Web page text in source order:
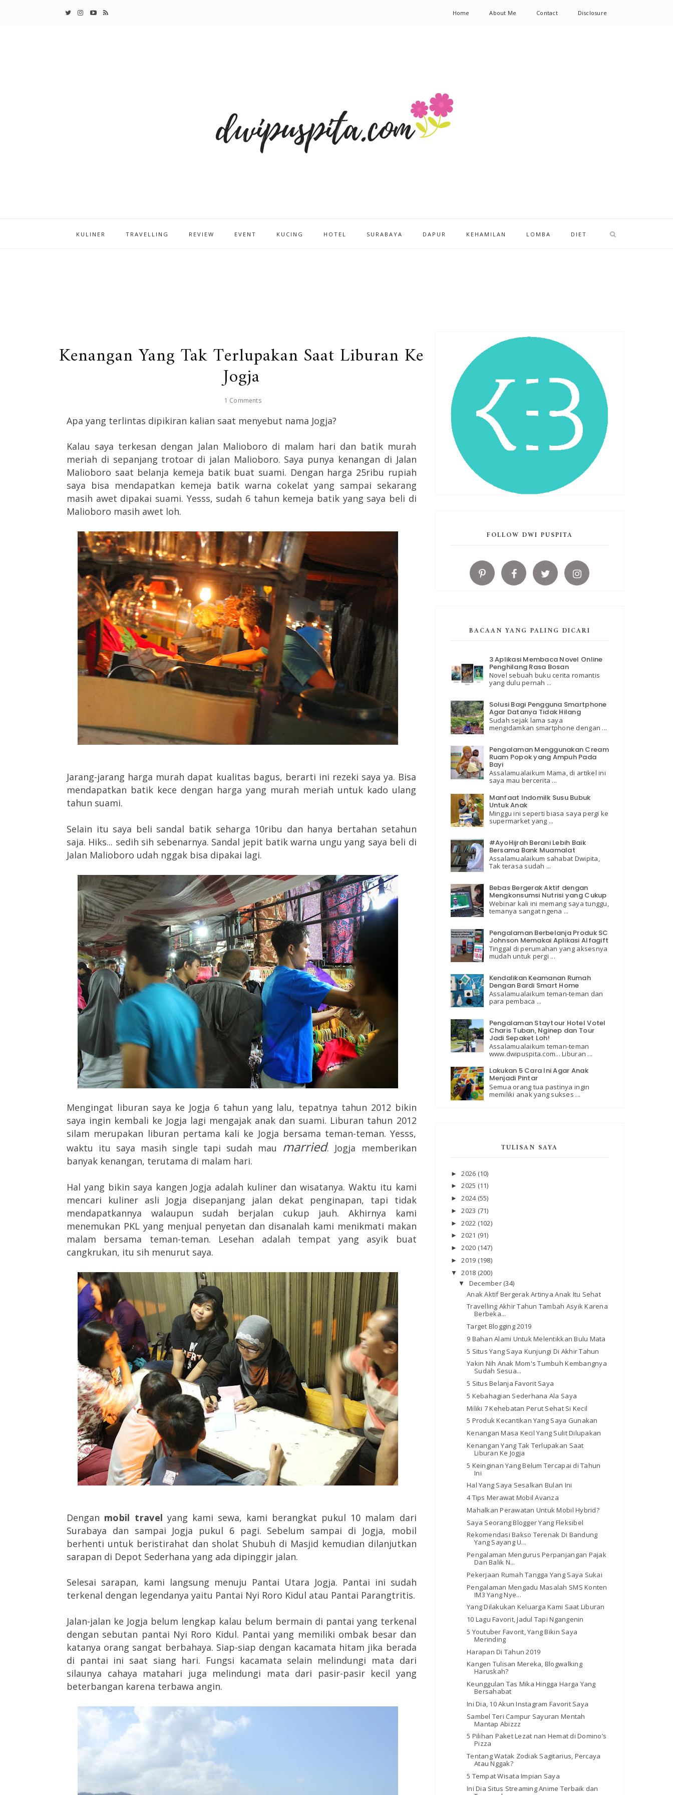
Home About Me Contact Disclosure
KULINER TRAVELLING REVIEW EVENT KUCING HOTEL SURABAYA DAPUR KEHAMILAN LOMBA DIET
Kenangan Yang Tak Terlupakan Saat Liburan Ke
Jogja
1 Comments
Apa yang terlintas dipikiran kalian saat menyebut nama Jogja?
Kalau saya terkesan dengan Jalan Malioboro di malam hari dan batik murah
meriah di sepanjang trotoar di jalan Malioboro. Saya punya kenangan di Jalan
Malioboro saat belanja kemeja batik buat suami. Dengan harga 25ribu rupiah
saya bisa mendapatkan kemeja batik warna cokelat yang sampai sekarang
masih awet dipakai suami. Yesss, sudah 6 tahun kemeja batik yang saya beli di
Malioboro masih awet loh.
Jarang-jarang harga murah dapat kualitas bagus, berarti ini rezeki saya ya. Bisa
mendapatkan batik kece dengan harga yang murah meriah untuk kado ulang
tahun suami.
Selain itu saya beli sandal batik seharga 10ribu dan hanya bertahan setahun
saja. Hiks... sedih sih sebenarnya. Sandal jepit batik warna ungu yang saya beli di
Jalan Malioboro udah nggak bisa dipakai lagi.
Mengingat liburan saya ke Jogja 6 tahun yang lalu, tepatnya tahun 2012 bikin
saya ingin kembali ke Jogja lagi mengajak anak dan suami. Liburan tahun 2012
silam merupakan liburan pertama kali ke Jogja bersama teman-teman. Yesss,
waktu itu saya masih single tapi sudah mau married. Jogja memberikan
banyak kenangan, terutama di malam hari.
Hal yang bikin saya kangen Jogja adalah kuliner dan wisatanya. Waktu itu kami
mencari kuliner asli Jogja disepanjang jalan dekat penginapan, tapi tidak
mendapatkannya walaupun sudah berjalan cukup jauh. Akhirnya kami
menemukan PKL yang menjual penyetan dan disanalah kami menikmati makan
malam bersama teman-teman. Lesehan adalah tempat yang asyik buat
cangkrukan, itu sih menurut saya.
Dengan mobil travel yang kami sewa, kami berangkat pukul 10 malam dari
Surabaya dan sampai Jogja pukul 6 pagi. Sebelum sampai di Jogja, mobil
berhenti untuk beristirahat dan sholat Shubuh di Masjid kemudian dilanjutkan
sarapan di Depot Sederhana yang ada dipinggir jalan.
Selesai sarapan, kami langsung menuju Pantai Utara Jogja. Pantai ini sudah
terkenal dengan legendanya yaitu Pantai Nyi Roro Kidul atau Pantai Parangtritis.
Jalan-jalan ke Jogja belum lengkap kalau belum bermain di pantai yang terkenal
dengan sebutan pantai Nyi Roro Kidul. Pantai yang memiliki ombak besar dan
katanya orang sangat berbahaya. Siap-siap dengan kacamata hitam jika berada
di pantai ini saat siang hari. Fungsi kacamata selain melindungi mata dari
silaunya cahaya matahari juga melindungi mata dari pasir-pasir kecil yang
beterbangan karena terbawa angin.
FOLLOW DWI PUSPITA
BACAAN YANG PALING DICARI
3 Aplikasi Membaca Novel Online
Penghilang Rasa Bosan
Novel sebuah buku cerita romantis
yang dulu pernah ...
Solusi Bagi Pengguna Smartphone
Agar Datanya Tidak Hilang
Sudah sejak lama saya
mengidamkan smartphone dengan ...
Pengalaman Menggunakan Cream
Ruam Popok yang Ampuh Pada
Bayi
Assalamualaikum Mama, di artikel ini
saya mau bercerita ...
Manfaat Indomilk Susu Bubuk
Untuk Anak
Minggu ini seperti biasa saya pergi ke
supermarket yang ...
#AyoHijrah Berani Lebih Baik
Bersama Bank Muamalat
Assalamualaikum sahabat Dwipita,
Tak terasa sudah ...
Bebas Bergerak Aktif dengan
Mengkonsumsi Nutrisi yang Cukup
Webinar kali ini memang saya tunggu,
temanya sangat ngena ...
Pengalaman Berbelanja Produk SC
Johnson Memakai Aplikasi Alfagift
Tinggal di perumahan yang aksesnya
mudah untuk pergi ...
Kendalikan Keamanan Rumah
Dengan Bardi Smart Home
Assalamualaikum teman-teman dan
para pembaca ...
Pengalaman Staytour Hotel Votel
Charis Tuban, Nginep dan Tour
Jadi Sepaket Loh!
Assalamualaikum teman-teman
www.dwipuspita.com... Liburan ...
Lakukan 5 Cara Ini Agar Anak
Menjadi Pintar
Semua orang tua pastinya ingin
memiliki anak yang sukses ...
TULISAN SAYA
►2026 (10)
►2025 (11)
►2024 (55)
►2023 (71)
►2022 (102)
►2021 (91)
►2020 (147)
►2019 (198)
▼2018 (200)
▼ December (34)
Anak Aktif Bergerak Artinya Anak Itu Sehat
Travelling Akhir Tahun Tambah Asyik Karena
Berbeka...
Target Blogging 2019
9 Bahan Alami Untuk Melentikkan Bulu Mata
5 Situs Yang Saya Kunjungi Di Akhir Tahun
Yakin Nih Anak Mom's Tumbuh Kembangnya
Sudah Sesua...
5 Situs Belanja Favorit Saya
5 Kebahagian Sederhana Ala Saya
Miliki 7 Kehebatan Perut Sehat Si Kecil
5 Produk Kecantikan Yang Saya Gunakan
Kenangan Masa Kecil Yang Sulit Dilupakan
Kenangan Yang Tak Terlupakan Saat
Liburan Ke Jogja
5 Keinginan Yang Belum Tercapai di Tahun
Ini
Hal Yang Saya Sesalkan Bulan Ini
4 Tips Merawat Mobil Avanza
Mahalkan Perawatan Untuk Mobil Hybrid?
Saya Seorang Blogger Yang Fleksibel
Rekomendasi Bakso Terenak Di Bandung
Yang Sayang U...
Pengalaman Mengurus Perpanjangan Pajak
Dan Balik N...
Pekerjaan Rumah Tangga Yang Saya Sukai
Pengalaman Mengadu Masalah SMS Konten
IM3 Yang Nye...
Yang Dilakukan Keluarga Kami Saat Liburan
10 Lagu Favorit, Jadul Tapi Ngangenin
5 Youtuber Favorit, Yang Bikin Saya
Merinding
Harapan Di Tahun 2019
Kangen Tulisan Mereka, Blogwalking
Haruskah?
Keunggulan Tas Mika Hingga Harga Yang
Bersahabat
Ini Dia, 10 Akun Instagram Favorit Saya
Sambel Teri Campur Sayuran Mentah
Mantap Abizzz
5 Pilihan Paket Lezat nan Hemat di Domino’s
Pizza
Tentang Watak Zodiak Sagitarius, Percaya
Atau Nggak?
5 Tempat Wisata Impian Saya
Ini Dia Situs Streaming Anime Terbaik dan